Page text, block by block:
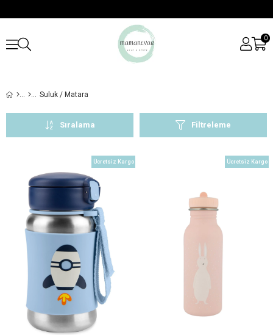
0
Suluk / Matara
Filtreleme
Sıralama
Ücretsiz Kargo Ücretsiz Kargo